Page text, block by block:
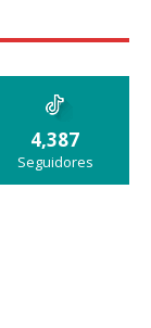
4,387
Seguidores